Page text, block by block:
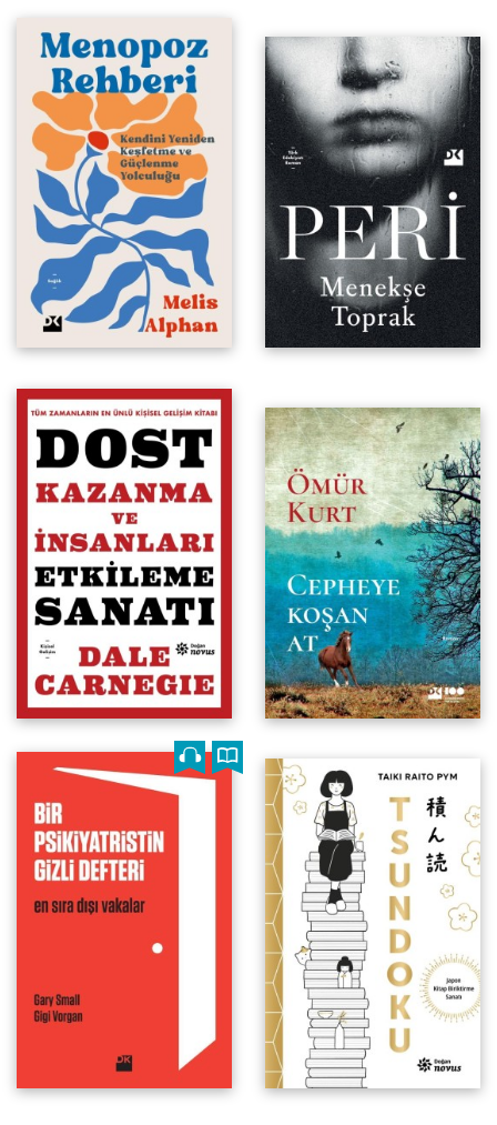
Kendini Yeniden Keşfetme ve
Güçlenme Yolculuğu
Japon Kitap Biriktirme Sanatı